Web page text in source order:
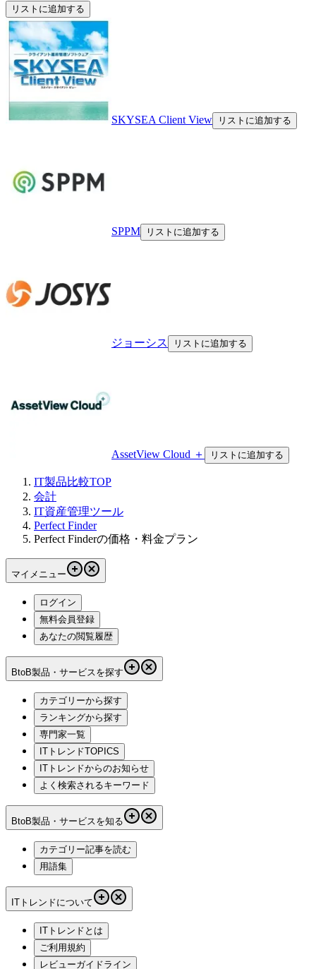
リストに追加する
SKYSEA Client View リストに追加する
SPPM リストに追加する
ジョーシス リストに追加する
AssetView Cloud ＋ リストに追加する
IT製品比較TOP
会計
IT資産管理ツール
Perfect Finder
Perfect Finderの価格・料金プラン
マイメニュー
ログイン
無料会員登録
あなたの閲覧履歴
BtoB製品・サービスを探す
カテゴリーから探す
ランキングから探す
専門家一覧
ITトレンドTOPICS
ITトレンドからのお知らせ
よく検索されるキーワード
BtoB製品・サービスを知る
カテゴリー記事を読む
用語集
ITトレンドについて
ITトレンドとは
ご利用規約
レビューガイドライン